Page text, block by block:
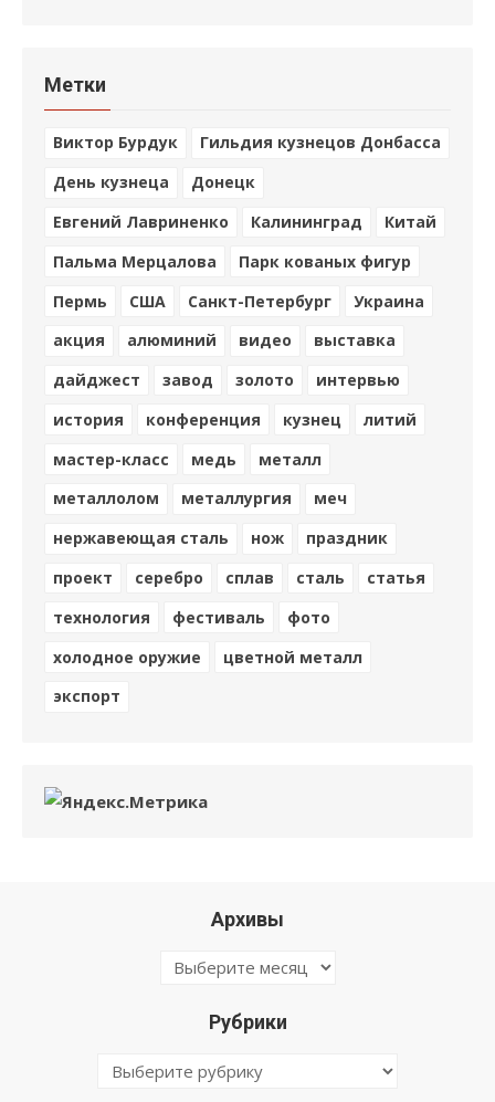
Метки
Виктор Бурдук
Гильдия кузнецов Донбасса
День кузнеца
Донецк
Евгений Лавриненко
Калининград
Китай
Пальма Мерцалова
Парк кованых фигур
Пермь
США Санкт-Петербург
Украина
акция
алюминий видео
выставка
дайджест
завод золото
интервью
история
конференция кузнец
литий
мастер-класс
медь
металл
металлолом
металлургия
меч
нержавеющая сталь
нож
праздник
проект
серебро сплав сталь
статья
технология
фестиваль
фото
холодное оружие
цветной металл
экспорт
Архивы
Архивы
Рубрики
Рубрики